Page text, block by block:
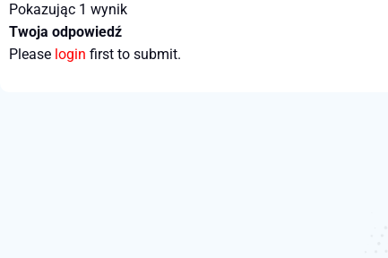
Pokazując 1 wynik
Twoja odpowiedź
Please login first to submit.